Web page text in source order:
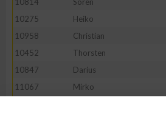
10275
Heiko
10958
Christian
10452
Thorsten
10847
Darius
11067
Mirko